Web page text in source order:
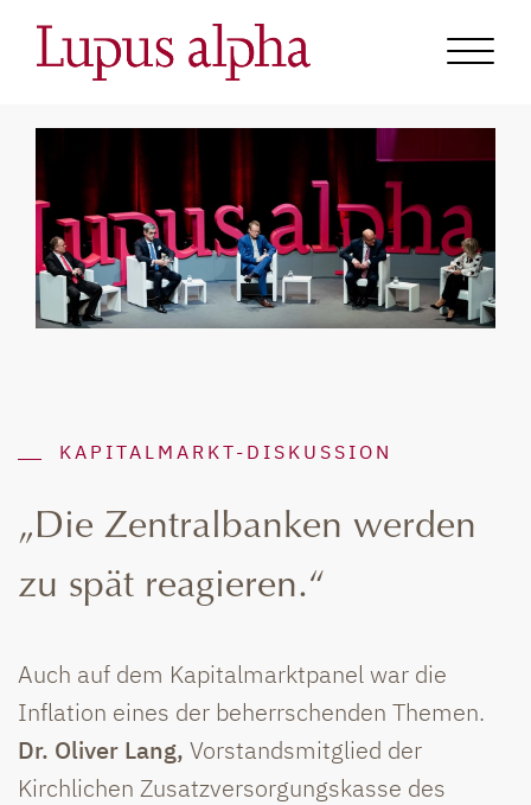
KAPITALMARKT-DISKUSSION
„Die Zentralbanken werden
zu spät reagieren.“
Auch auf dem Kapitalmarktpanel war die
Inflation eines der beherrschenden Themen.
Dr. Oliver Lang, Vorstandsmitglied der
Kirchlichen Zusatzversorgungskasse des